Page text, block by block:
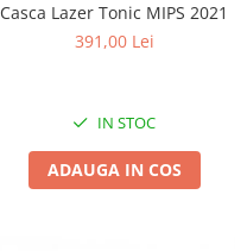
Casca Lazer Tonic MIPS 2021
391,00 Lei
IN STOC
ADAUGA IN COS